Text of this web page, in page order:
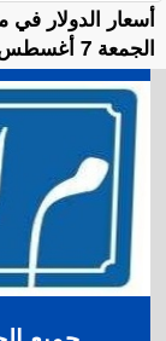
أسعار الدولار في
الجمعة 7 أغسطس 2026